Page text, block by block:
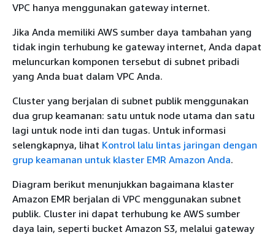
VPC hanya menggunakan gateway internet.
Jika Anda memiliki AWS sumber daya tambahan yang
tidak ingin terhubung ke gateway internet, Anda dapat
meluncurkan komponen tersebut di subnet pribadi
yang Anda buat dalam VPC Anda.
Cluster yang berjalan di subnet publik menggunakan
dua grup keamanan: satu untuk node utama dan satu
lagi untuk node inti dan tugas. Untuk informasi
selengkapnya, lihat Kontrol lalu lintas jaringan dengan
grup keamanan untuk klaster EMR Amazon Anda.
Diagram berikut menunjukkan bagaimana klaster
Amazon EMR berjalan di VPC menggunakan subnet
publik. Cluster ini dapat terhubung ke AWS sumber
daya lain, seperti bucket Amazon S3, melalui gateway